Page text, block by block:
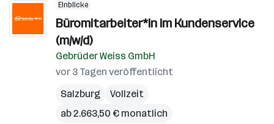
Einblicke
Büromitarbeiter*in im Kundenservice
(m/w/d)
Gebrüder Weiss GmbH
vor 3 Tagen veröffentlicht
Salzburg
Vollzeit
ab 2.663,50 € monatlich